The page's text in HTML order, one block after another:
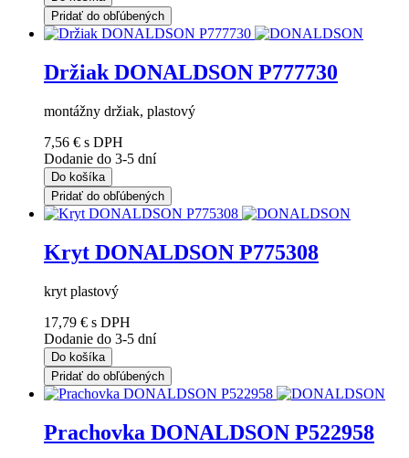
Pridať do obľúbených
Držiak DONALDSON P777730
montážny držiak, plastový
7,56 € s DPH
Dodanie do 3-5 dní
Do košíka
Pridať do obľúbených
Kryt DONALDSON P775308
kryt plastový
17,79 € s DPH
Dodanie do 3-5 dní
Do košíka
Pridať do obľúbených
Prachovka DONALDSON P522958